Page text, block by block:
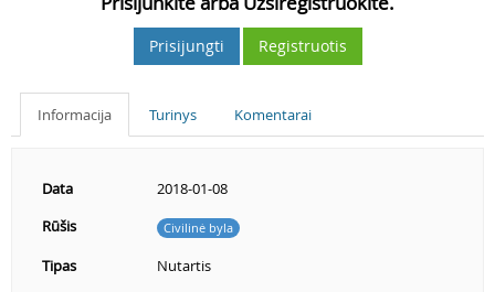
Prisijungti Registruotis
Informacija Turinys Komentarai
Data
2018-01-08
Rūšis
Civilinė byla
Tipas
Nutartis